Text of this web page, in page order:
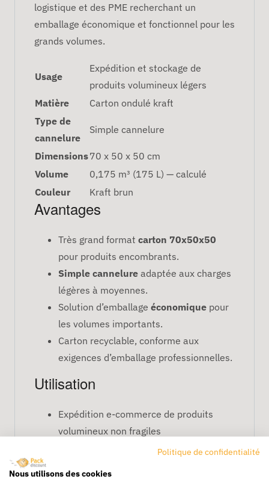
logistique et des PME recherchant un
emballage économique et fonctionnel pour les
grands volumes.
Usage
Expédition et stockage de
produits volumineux légers
Matière
Carton ondulé kraft
Type de
cannelure
Simple cannelure
Dimensions70 x 50 x 50 cm
Volume
0,175 m³ (175 L) — calculé
Couleur
Kraft brun
Avantages
Très grand format carton 70x50x50
pour produits encombrants.
Simple cannelure adaptée aux charges
légères à moyennes.
Solution d’emballage économique pour
les volumes importants.
Carton recyclable, conforme aux
exigences d’emballage professionnelles.
Utilisation
Expédition e-commerce de produits
volumineux non fragiles
Stockage en entrepôt ou réservePolitique de confidentialité
Nous utilisons des cookies